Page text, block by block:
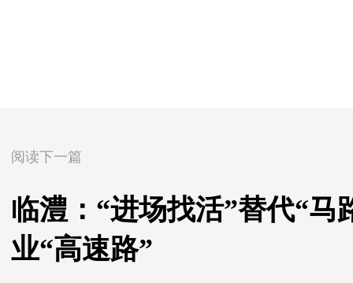
阅读下一篇
临澧：“进场找活”替代“马
业“高速路”